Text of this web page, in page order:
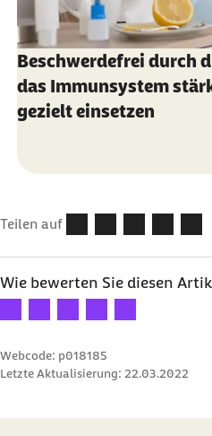
Beschwerdefrei durch
das Immunsystem
gezielt einsetzen
Teilen auf
Wie bewerten Sie diesen
Ihre Bewertung: 1 Stern
Ihre Bewertung: 2 Sterne
Ihre Bewertung: 3 Sterne
Ihre Bewertung: 4
Ihre
Webcode: p018185
Letzte Aktualisierung: 22.03.2022